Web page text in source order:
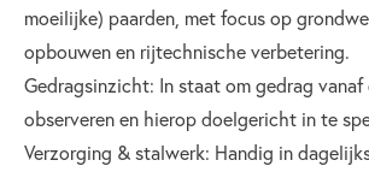
moeilijke) paarden, met focus op
opbouwen en rijtechnische verbetering.
Gedragsinzicht: In staat om gedrag
observeren en hierop doelgericht in te
Verzorging & stalwerk: Handig in